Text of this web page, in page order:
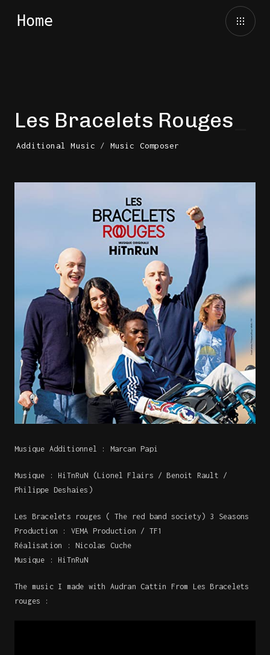
Les Bracelets Rouges
Additional Music / Music Composer
Musique Additionnel : Marcan Papi
Musique : HiTnRuN (Lionel Flairs / Benoit Rault /
Philippe Deshaies)
Les Bracelets rouges ( The red band society) 3 Seasons
Production : VEMA Production / TF1
Réalisation : Nicolas Cuche
Musique : HiTnRuN
The music I made with Audran Cattin From Les Bracelets
rouges :